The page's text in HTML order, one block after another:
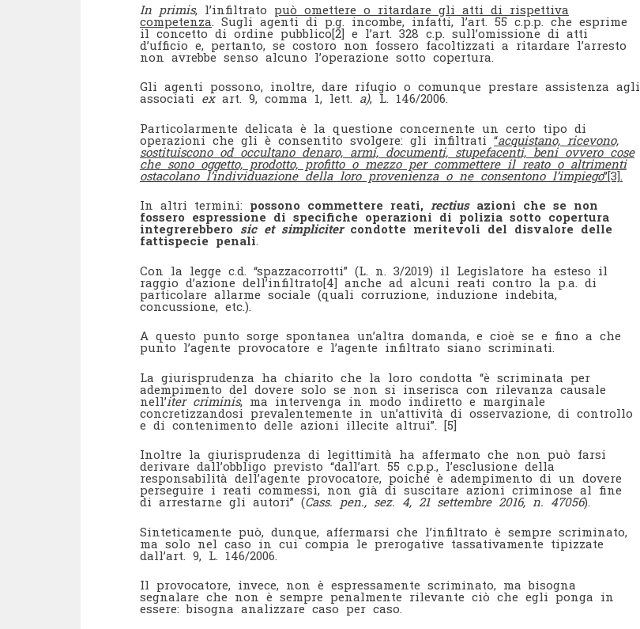
In primis, l’infiltrato può omettere o ritardare gli atti di rispettiva
competenza . Sugli agenti di p.g. incombe, infatti, l’art. 55 c.p.p. che esprime
il concetto di ordine pubblico[2] e l’art. 328 c.p. sull’omissione di atti
d’ufficio e, pertanto, se costoro non fossero facoltizzati a ritardare l’arresto
non avrebbe senso alcuno l’operazione sotto copertura.
Gli agenti possono, inoltre, dare rifugio o comunque prestare assistenza agli
associati exart. 9, comma 1, lett. a), L. 146/2006.
Particolarmente delicata è la questione concernente un certo tipo di
operazioni che gli è consentito svolgere: gli infiltrati “acquistano, ricevono,
sostituiscono od occultano denaro, armi, documenti, stupefacenti, beni ovvero cose
che sono oggetto, prodotto, profitto o mezzo per commettere il reato o altrimenti
ostacolano l’individuazione della loro provenienza o ne consentono l’impiego”[3].
In altri termini: possono commettere reati, rectiusazioni che se non
fossero espressione di specifiche operazioni di polizia sotto copertura
integrerebbero sic et simplicitercondotte meritevoli del disvalore delle
fattispecie penali.
Con la legge c.d. “spazzacorrotti” (L. n. 3/2019) il Legislatore ha esteso il
raggio d’azione dell’infiltrato[4] anche ad alcuni reati contro la p.a. di
particolare allarme sociale (quali corruzione, induzione indebita,
concussione, etc.).
A questo punto sorge spontanea un’altra domanda, e cioè se e fino a che
punto l’agente provocatore e l’agente infiltrato siano scriminati.
La giurisprudenza ha chiarito che la loro condotta ‘‘è scriminata per
adempimento del dovere solo se non si inserisca con rilevanza causale
nell’iter criminis, ma intervenga in modo indiretto e marginale
concretizzandosi prevalentemente in un’attività di osservazione, di controllo
e di contenimento delle azioni illecite altrui”. [5]
Inoltre la giurisprudenza di legittimità ha affermato che non può farsi
derivare dall’obbligo previsto “dall’art. 55 c.p.p., l’esclusione della
responsabilità dell’agente provocatore, poiché è adempimento di un dovere
perseguire i reati commessi, non già di suscitare azioni criminose al fine
di arrestarne gli autori” (Cass. pen., sez. 4, 21 settembre 2016, n. 47056).
Sinteticamente può, dunque, affermarsi che l’infiltrato è sempre scriminato,
ma solo nel caso in cui compia le prerogative tassativamente tipizzate
dall’art. 9, L. 146/2006.
Il provocatore, invece, non è espressamente scriminato, ma bisogna
segnalare che non è sempre penalmente rilevante ciò che egli ponga in
essere: bisogna analizzare caso per caso.